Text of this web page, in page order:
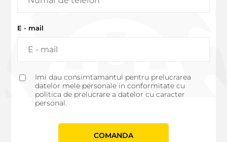
E - mail
Imi dau consimtamantul pentru prelucrarea
datelor mele personale in conformitate cu
politica de prelucrare a datelor cu caracter
personal.
СOMANDA